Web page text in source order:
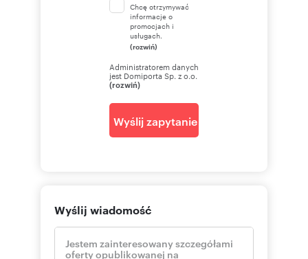
Chcę otrzymywać
informacje o
promocjach i
usługach.
(rozwiń)
Administratorem danych
jest Domiporta Sp. z o.o.
(rozwiń)
Wyślij zapytanie
Wyślij wiadomość